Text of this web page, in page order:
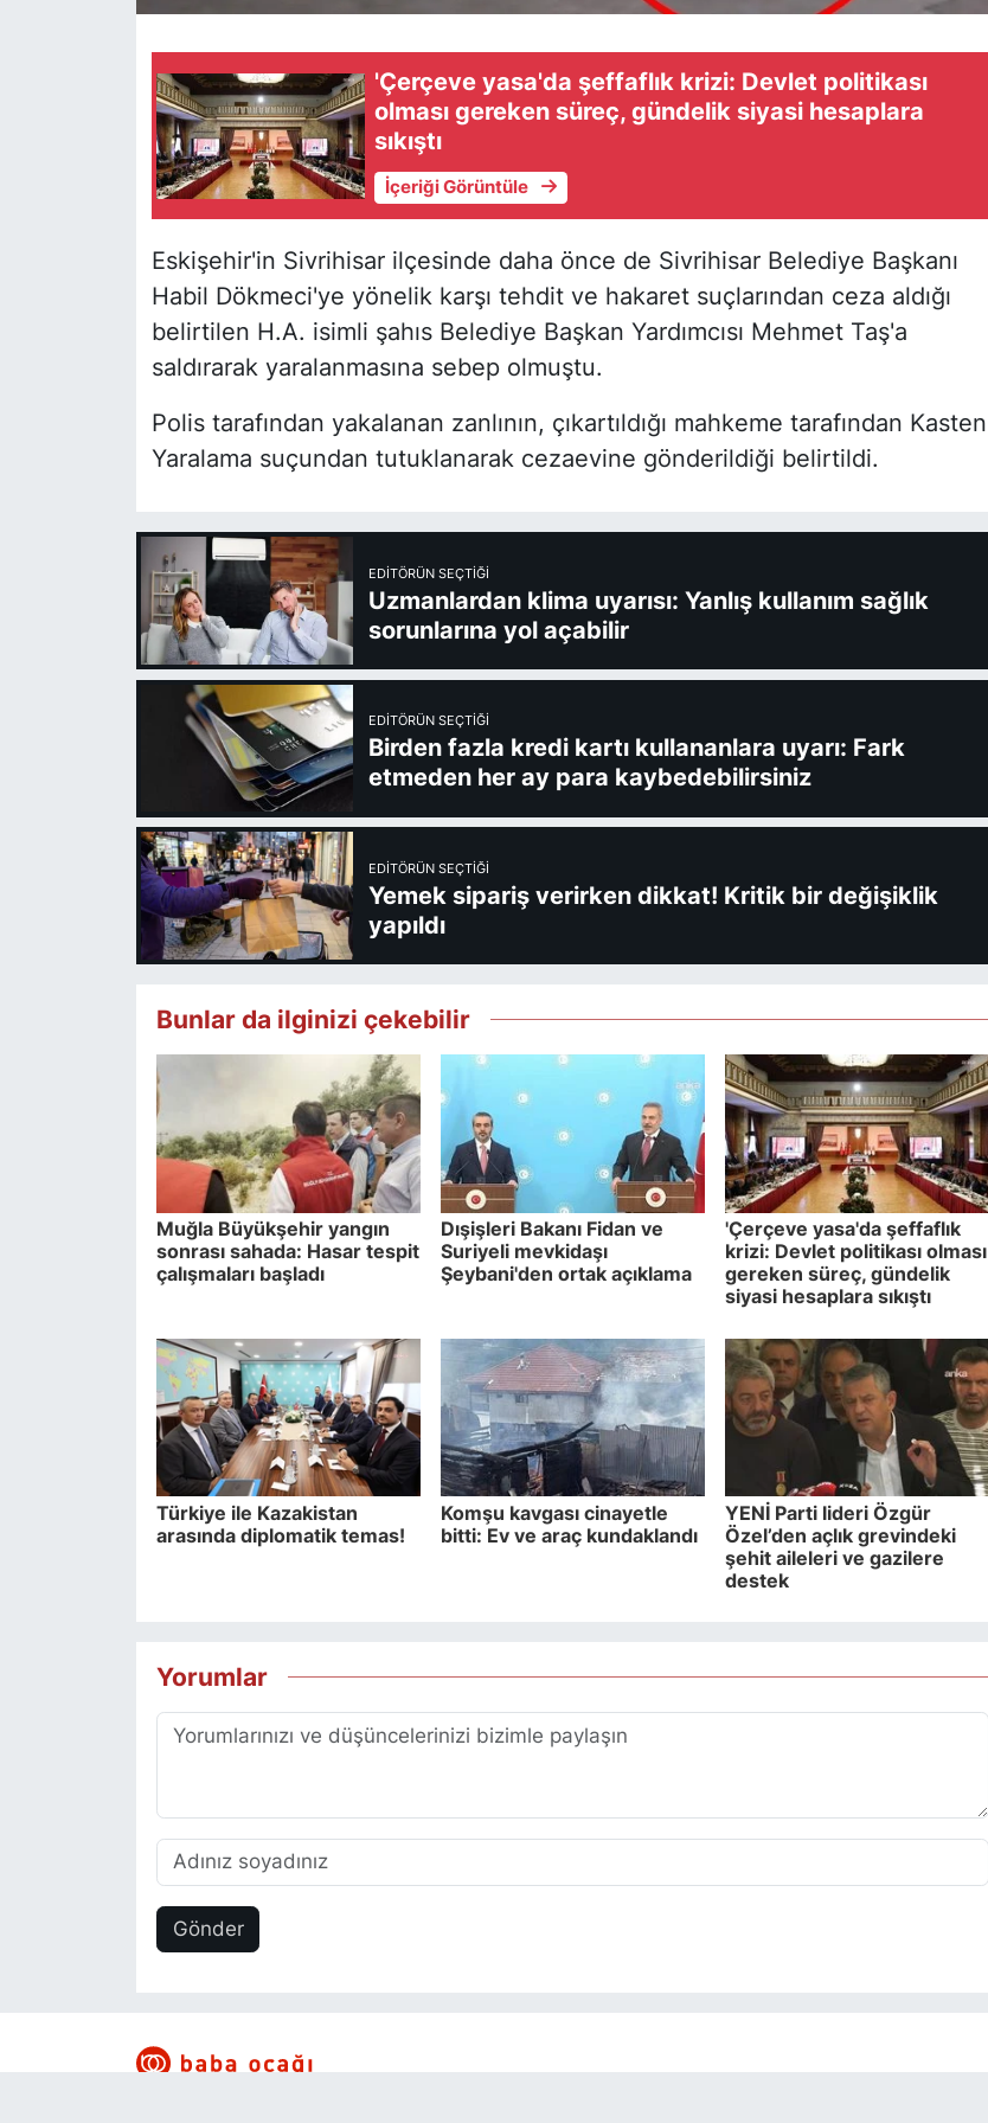
'Çerçeve yasa'da şeffaflık krizi: Devlet politikası
olması gereken süreç, gündelik siyasi hesaplara
sıkıştı
İçeriği Görüntüle
Eskişehir'in Sivrihisar ilçesinde daha önce de Sivrihisar Belediye Başkanı
Habil Dökmeci'ye yönelik karşı tehdit ve hakaret suçlarından ceza aldığı
belirtilen H.A. isimli şahıs Belediye Başkan Yardımcısı Mehmet Taş'a
saldırarak yaralanmasına sebep olmuştu.
Polis tarafından yakalanan zanlının, çıkartıldığı mahkeme tarafından Kasten
Yaralama suçundan tutuklanarak cezaevine gönderildiği belirtildi.
EDITÖRÜN SEÇTIĞI
Uzmanlardan klima uyarısı: Yanlış kullanım sağlık
sorunlarına yol açabilir
EDITÖRÜN SEÇTIĞI
Birden fazla kredi kartı kullananlara uyarı: Fark
etmeden her ay para kaybedebilirsiniz
EDITÖRÜN SEÇTIĞI
Yemek sipariş verirken dikkat! Kritik bir değişiklik
yapıldı
Bunlar da ilginizi çekebilir
Muğla Büyükşehir yangın
sonrası sahada: Hasar tespit
çalışmaları başladı
Dışişleri Bakanı Fidan ve
Suriyeli mevkidaşı
Şeybani'den ortak açıklama
'Çerçeve yasa'da şeffaflık
krizi: Devlet politikası olması
gereken süreç, gündelik
siyasi hesaplara sıkıştı
Türkiye ile Kazakistan
arasında diplomatik temas!
Komşu kavgası cinayetle
bitti: Ev ve araç kundaklandı
YENİ Parti lideri Özgür
Özel’den açlık grevindeki
şehit aileleri ve gazilere
destek
Yorumlar
Gönder